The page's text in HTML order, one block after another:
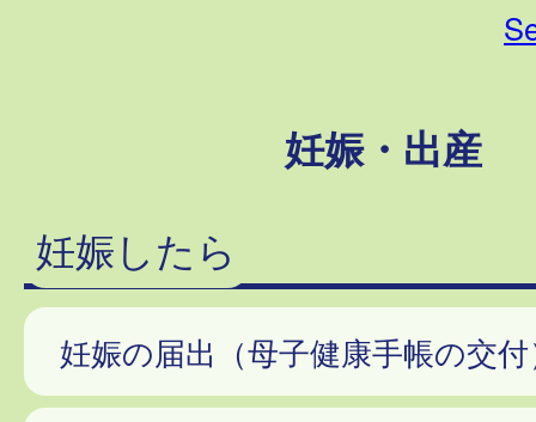
妊娠・出産
妊娠したら
妊娠の届出（母子健康手帳の交